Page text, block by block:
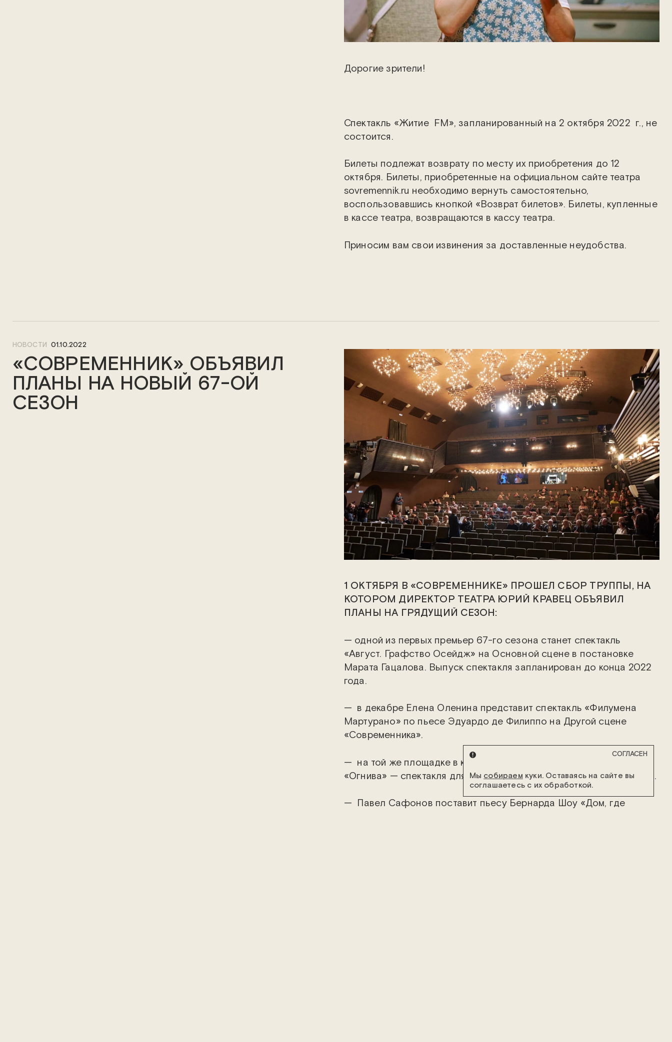
Дорогие зрители!
Спектакль «Житие FM», запланированный на 2 октября 2022 г., не
состоится.
Билеты подлежат возврату по месту их приобретения до 12
октября. Билеты, приобретенные на официальном сайте театра
sovremennik.ru необходимо вернуть самостоятельно,
воспользовавшись кнопкой «Возврат билетов». Билеты, купленные
в кассе театра, возвращаются в кассу театра.
Приносим вам свои извинения за доставленные неудобства.
НОВОСТИ 01.10.2022
«СОВРЕМЕННИК» ОБЪЯВИЛ
ПЛАНЫ НА НОВЫЙ 67-ОЙ
СЕЗОН
1 ОКТЯБРЯ В «СОВРЕМЕННИКЕ» ПРОШЕЛ СБОР ТРУППЫ, НА
КОТОРОМ ДИРЕКТОР ТЕАТРА ЮРИЙ КРАВЕЦ ОБЪЯВИЛ
ПЛАНЫ НА ГРЯДУЩИЙ СЕЗОН:
— одной из первых премьер 67-го сезона станет спектакль
«Август. Графство Осейдж» на Основной сцене в постановке
Марата Гацалова. Выпуск спектакля запланирован до конца 2022
года.
— в декабре Елена Оленина представит спектакль «Филумена
Мартурано» по пьесе Эдуардо де Филиппо на Другой сцене
«Современника».
— на той же площадке в конце 2022 года пройдут показы
«Огнива» — спектакля для всей семьи в постановке Артема Кузина.
— Павел Сафонов поставит пьесу Бернарда Шоу «Дом, где
Мы собираем куки. Оставаясь на сайте вы
соглашаетесь с их обработкой.
СОГЛАСЕН